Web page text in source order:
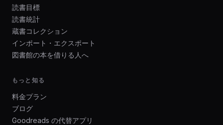
読書目標
読書統計
蔵書コレクション
インポート・エクスポート
図書館の本を借りる人へ
もっと知る
料金プラン
ブログ
Goodreads の代替アプリ